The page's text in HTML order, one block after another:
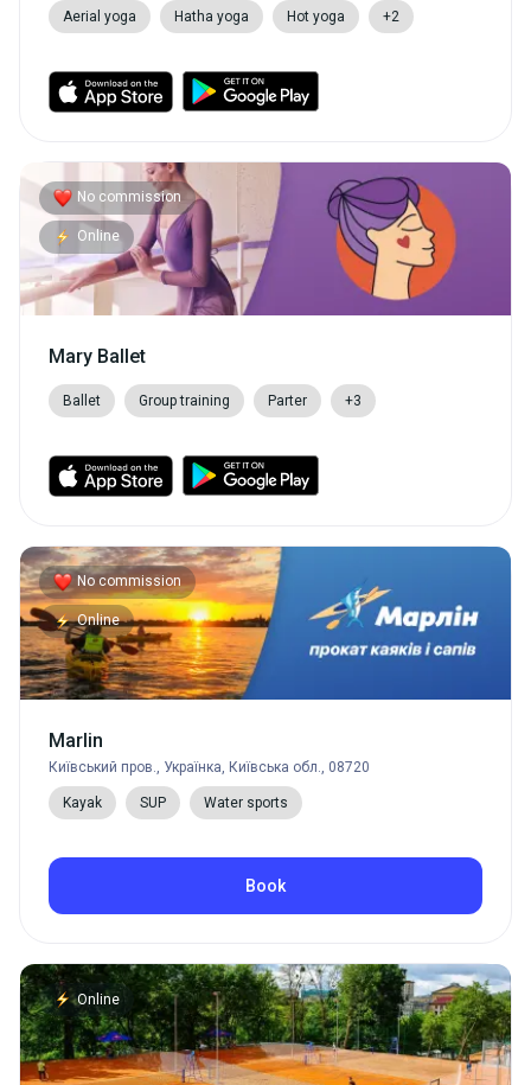
Aerial yoga Hatha yoga Hot yoga +2
No commission
Online
Mary Ballet
Ballet Group training Parter +3
No commission
Online
Marlin
Київський пров., Українка, Київська обл., 08720
Kayak SUP Water sports
Book
Online